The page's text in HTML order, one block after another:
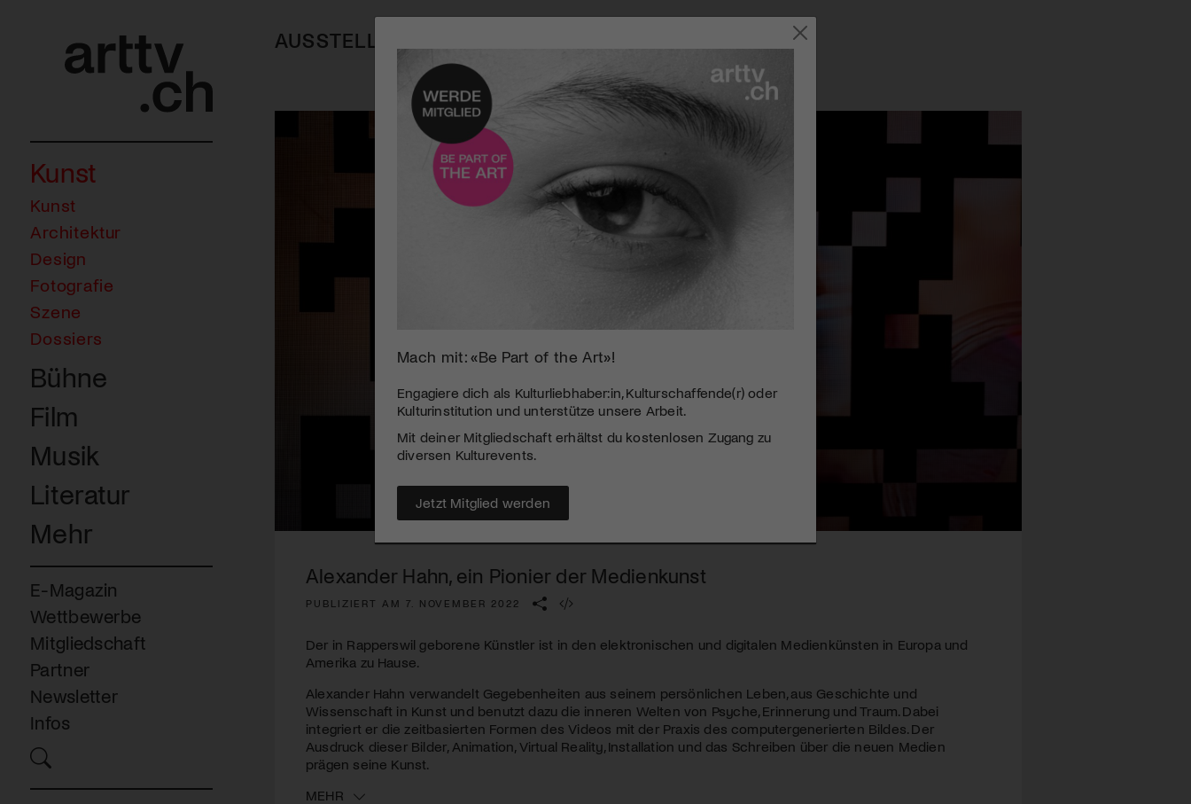
Kunst
Kunst
Architektur
Design
Fotografie
Szene
Dossiers
Bühne
Film
Musik
Literatur
Mehr
E-Magazin
Wettbewerbe
Mitgliedschaft
Partner
Newsletter
Infos
AUSSTELLUNGEN
Alexander Hahn, ein Pionier der Medienkunst
PUBLIZIERT AM 7. NOVEMBER 2022
Der in Rapperswil geborene Künstler ist in den elektronischen und digitalen Medienkünsten in Europa und
Amerika zu Hause.
Alexander Hahn verwandelt Gegebenheiten aus seinem persönlichen Leben, aus Geschichte und
Wissenschaft in Kunst und benutzt dazu die inneren Welten von Psyche, Erinnerung und Traum. Dabei
integriert er die zeitbasierten Formen des Videos mit der Praxis des computergenerierten Bildes. Der
Ausdruck dieser Bilder, Animation, Virtual Reality, Installation und das Schreiben über die neuen Medien
prägen seine Kunst.
MEHR
Mach mit: «Be Part of the Art»!
Engagiere dich als Kulturliebhaber:in, Kulturschaffende(r) oder
Kulturinstitution und unterstütze unsere Arbeit.
Mit deiner Mitgliedschaft erhältst du kostenlosen Zugang zu
diversen Kulturevents.
Jetzt Mitglied werden